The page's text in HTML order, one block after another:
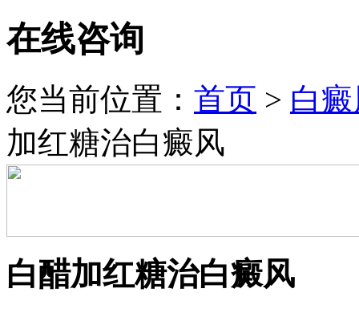
在线咨询
您当前位置： 首页 > 白
加红糖治白癜风
白醋加红糖治白癜风